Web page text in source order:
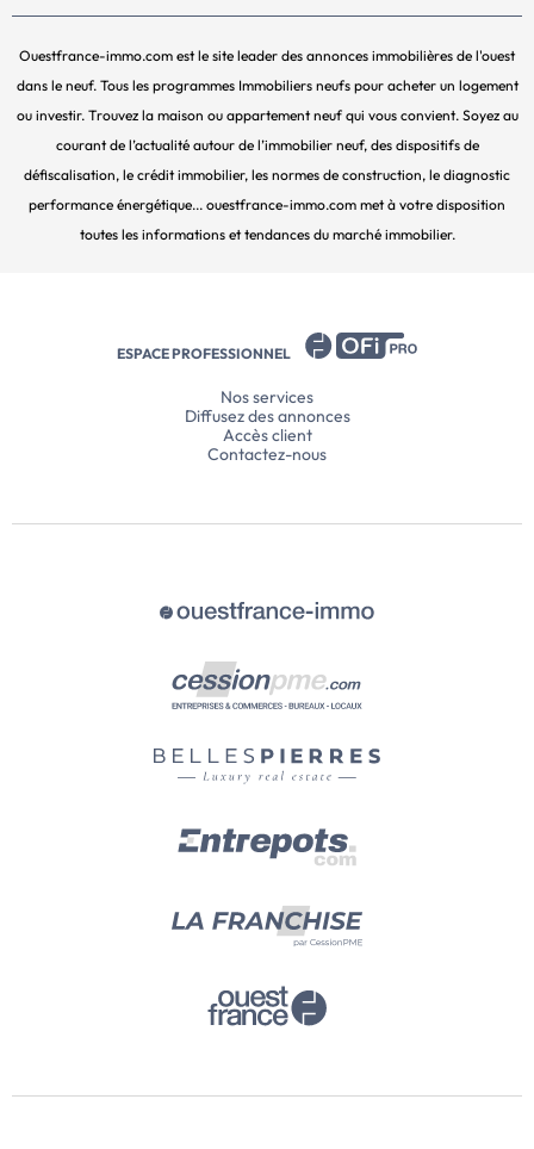
Ouestfrance-immo.com est le site leader des annonces immobilières de l'ouest
dans le neuf. Tous les programmes Immobiliers neufs pour acheter un logement
ou investir. Trouvez la maison ou appartement neuf qui vous convient. Soyez au
courant de l’actualité autour de l’immobilier neuf, des dispositifs de
défiscalisation, le crédit immobilier, les normes de construction, le diagnostic
performance énergétique... ouestfrance-immo.com met à votre disposition
toutes les informations et tendances du marché immobilier.
ESPACE PROFESSIONNEL
Nos services
Diffusez des annonces
Accès client
Contactez-nous